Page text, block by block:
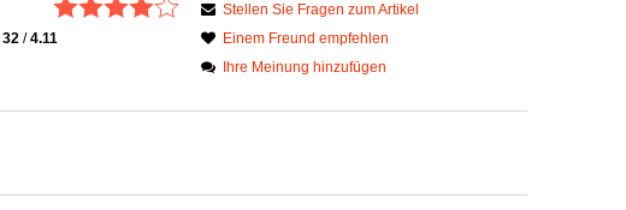
32/4.11
Stellen Sie Fragen zum Artikel
Einem Freund empfehlen
Ihre Meinung hinzufügen